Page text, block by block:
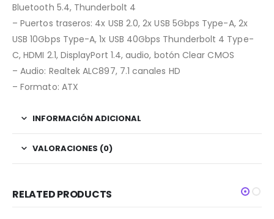
Bluetooth 5.4, Thunderbolt 4
– Puertos traseros: 4x USB 2.0, 2x USB 5Gbps Type-A, 2x
USB 10Gbps Type-A, 1x USB 40Gbps Thunderbolt 4 Type-
C, HDMI 2.1, DisplayPort 1.4, audio, botón Clear CMOS
– Audio: Realtek ALC897, 7.1 canales HD
– Formato: ATX
INFORMACIÓN ADICIONAL
VALORACIONES (0)
RELATED PRODUCTS